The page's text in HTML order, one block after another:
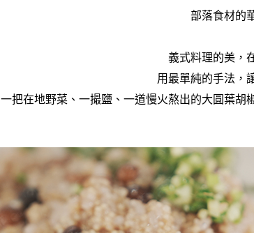
部落食材的
義式料理的美，
用最單純的手法，
一把在地野菜、一撮鹽、一道慢火熬出的大圓葉胡